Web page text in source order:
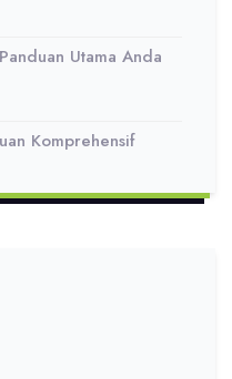
Utama Anda
Komprehensif